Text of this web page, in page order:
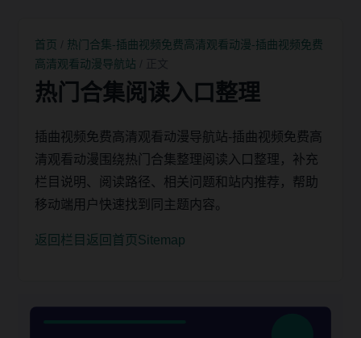
首页
热门合集-插曲视频免费高清观看动漫-插曲视频免费
高清观看动漫导航站
热门合集阅读入口整理
插曲视频免费高清观看动漫导航站-插曲视频免费高
清观看动漫围绕热门合集整理阅读入口整理，补充
栏目说明、阅读路径、相关问题和站内推荐，帮助
移动端用户快速找到同主题内容。
返回栏目 返回首页 Sitemap